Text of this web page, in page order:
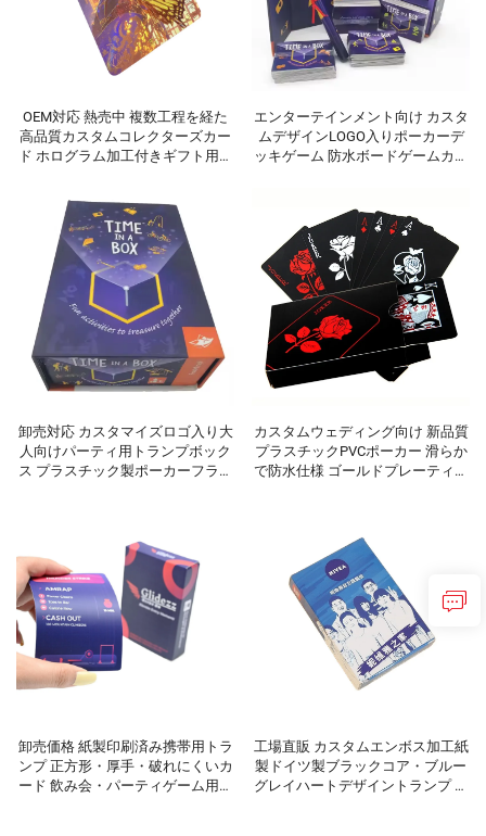
OEM対応 熱売中 複数工程を経た
高品質カスタムコレクターズカー
ド ホログラム加工付きギフト用カ
エンターテインメント向け カスタ
ムデザインLOGO入りポーカーデ
ッキゲーム 防水ボードゲームカー
卸売対応 カスタマイズロゴ入り大
人向けパーティ用トランプボック
ス プラスチック製ポーカーフラッ
カスタムウェディング向け 新品質
プラスチックPVCポーカー 滑らか
で防水仕様 ゴールドプレーティン
卸売価格 紙製印刷済み携帯用トラ
ンプ 正方形・厚手・破れにくいカ
ード 飲み会・パーティゲーム用ト
工場直販 カスタムエンボス加工紙
製ドイツ製ブラックコア・ブルー
グレイハートデザイントランプ ポ